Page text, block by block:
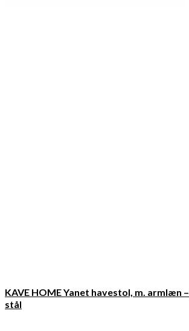
KAVE HOME Yanet havestol, m. armlæn
stål